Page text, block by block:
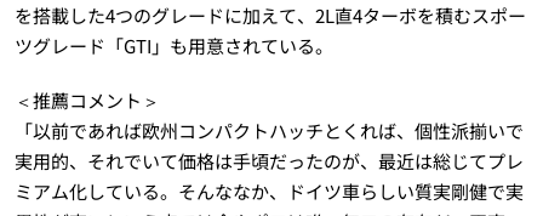
を搭載した4つのグレードに加えて、2L直4ターボを積むスポー
ツグレード「GTI」も用意されている。
＜推薦コメント＞
「以前であれば欧州コンパクトハッチとくれば、個性派揃いで
実用的、それでいて価格は手頃だったのが、最近は総じてプレ
ミアム化している。そんななか、ドイツ車らしい質実剛健で実